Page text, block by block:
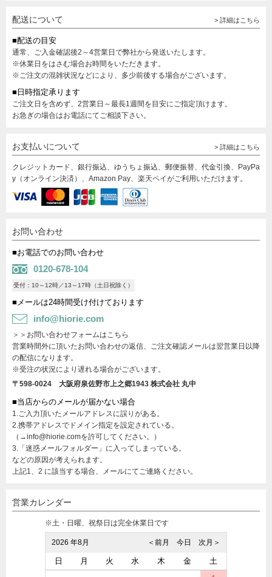
配送について > 詳細はこちら
■配送の目安
通常、ご入金確認後2～4営業日で弊社から発送いたします。
※休業日をはさむ場合お時間をいただきます。
※ご注文の混雑状況などにより、多少前後する場合がございます。
■日時指定承ります
ご注文日を含めず、2営業日～最長1週間を目安にご指定頂けます。
お急ぎの場合はお電話にてご相談下さい。
お支払いについて > 詳細はこちら
クレジットカード、銀行振込、ゆうちょ振込、郵便振替、代金引換、PayPa
y（オンライン決済）、Amazon Pay、楽天ペイがご利用いただけます。
お問い合わせ
■お電話でのお問い合わせ
0120-678-104
受付：10～12時／13～17時（土日祝除く）
■メールは24時間受け付けております
info@hiorie.com
＞＞お問い合わせフォームはこちら
営業時間外に頂いたお問い合わせの返信、ご注文確認メールは翌営業日以降
の配信になります。
※受注の状況により遅れる場合がございます。
〒598-0024 大阪府泉佐野市上之郷1943 株式会社 丸中
■当店からのメールが届かない場合
1.ご入力頂いたメールアドレスに誤りがある。
2.携帯アドレスでドメイン指定を設定されている。
（→info@hiorie.comを許可してください。）
3.「迷惑メールフォルダー」に入ってしまっている。
などの原因が考えられます。
上記1、2 に該当する場合、メールにてご連絡ください。
営業カレンダー
※土・日曜、祝祭日は完全休業日です
2026 年8月 次月＞
今日
＜前月
日 月 火 水 木 金
土